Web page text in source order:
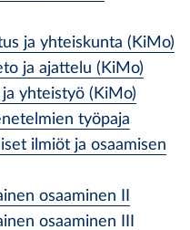
ja yhteiskunta (KiMo)
ja ajattelu (KiMo)
yhteistyö (KiMo)
työpaja
ilmiöt ja osaamisen
osaaminen II
osaaminen III